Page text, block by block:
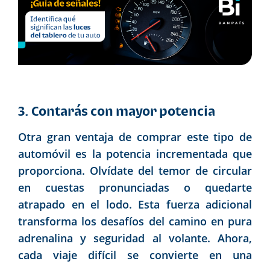
3. Contarás con mayor potencia
Otra gran ventaja de comprar este tipo de
automóvil es la potencia incrementada que
proporciona. Olvídate del temor de circular
en cuestas pronunciadas o quedarte
atrapado en el lodo. Esta fuerza adicional
transforma los desafíos del camino en pura
adrenalina y seguridad al volante. Ahora,
cada viaje difícil se convierte en una